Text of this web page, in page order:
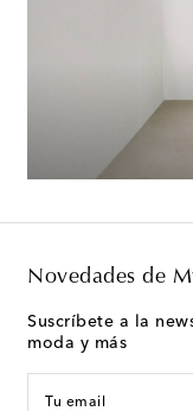
Novedades de
Suscríbete a la
moda y más
Tu email